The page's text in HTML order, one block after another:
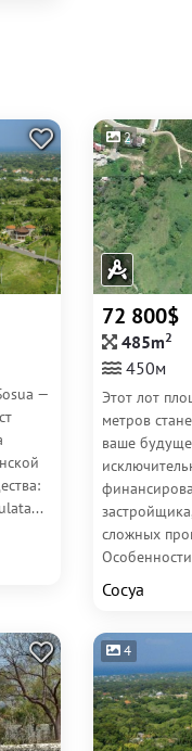
—
2
72 800$
485m2
450м
Этот лот
метров
ваше
сложных
Сосуа
4